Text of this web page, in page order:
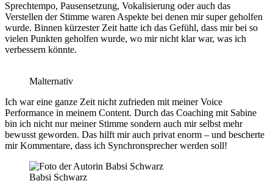
Sprechtempo, Pausensetzung, Vokalisierung oder auch das
Verstellen der Stimme waren Aspekte bei denen mir super geholfen
wurde. Binnen kürzester Zeit hatte ich das Gefühl, dass mir bei so
vielen Punkten geholfen wurde, wo mir nicht klar war, was ich
verbessern könnte.
Malternativ
Ich war eine ganze Zeit nicht zufrieden mit meiner Voice
Performance in meinem Content. Durch das Coaching mit Sabine
bin ich nicht nur meiner Stimme sondern auch mir selbst mehr
bewusst geworden. Das hilft mir auch privat enorm – und bescherte
mir Kommentare, dass ich Synchronsprecher werden soll!
Babsi Schwarz